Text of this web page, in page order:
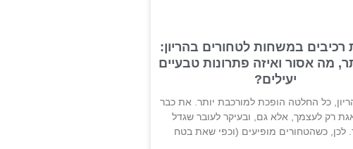
רכיבים במשחות לטחורים בהריון:
מה אסור ואיזה פתרונות טבעיים
יעילים?
כל החלטה הופכת למורכבת יותר. את כבר
רק לעצמך, אלא גם, ובעיקר לעובר שגדל
לכן, כשהטחורים מופיעים (וכפי שאת בטח